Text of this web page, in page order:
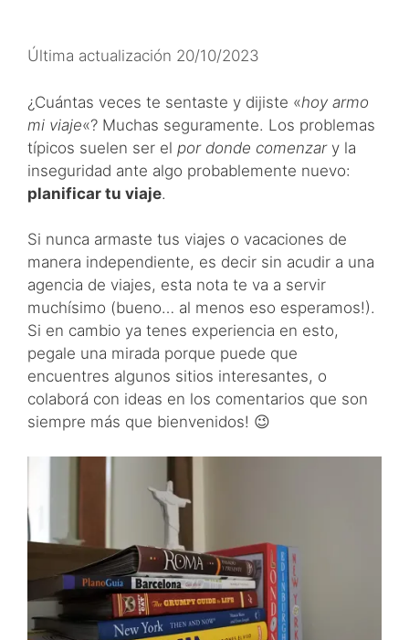
Última actualización 20/10/2023
¿Cuántas veces te sentaste y dijiste «hoy armo
mi viaje«? Muchas seguramente. Los problemas
típicos suelen ser el por donde comenzary la
inseguridad ante algo probablemente nuevo:
planificar tu viaje.
Si nunca armaste tus viajes o vacaciones de
manera independiente, es decir sin acudir a una
agencia de viajes, esta nota te va a servir
muchísimo (bueno… al menos eso esperamos!).
Si en cambio ya tenes experiencia en esto,
pegale una mirada porque puede que
encuentres algunos sitios interesantes, o
colaborá con ideas en los comentarios que son
siempre más que bienvenidos! 😉